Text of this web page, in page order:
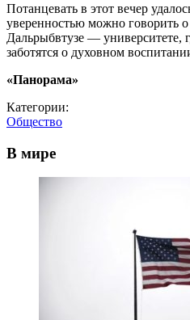
Потанцевать в этот вечер
уверенностью можно говорить
Дальрыбвтузе — университете,
заботятся о духовном
«Панорама»
Категории:
Общество
В мире